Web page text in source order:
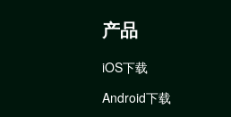
产品
iOS下载
Android下载